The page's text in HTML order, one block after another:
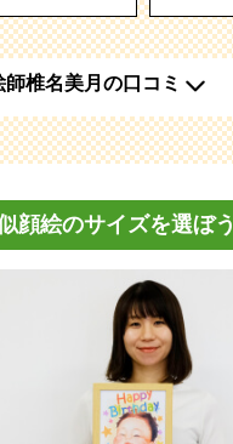
師椎名美月の口コミ
顔絵のサイズを選ぼう